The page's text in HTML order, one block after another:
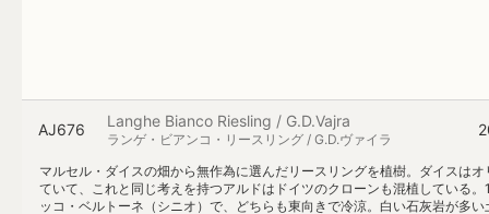
AJ676 Langhe Bianco Riesling / G.D.Vajra
ランゲ・ビアンコ・リースリング / G.D.ヴァイラ
マルセル・ダイスの畑から無作為に選んだリースリングを植樹。ダイスは
ていて、これと同じ考えを持つアルドはドイツのクローンも混植している
ッコ・ベルトーネ（シニオ）で、どちらも東向きで冷涼。白い石灰岩が多